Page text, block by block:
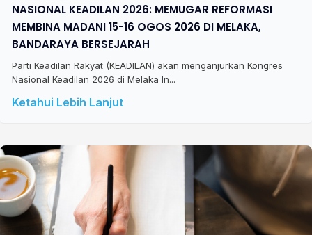
NASIONAL KEADILAN 2026: MEMUGAR REFORMASI
MEMBINA MADANI 15-16 OGOS 2026 DI MELAKA,
BANDARAYA BERSEJARAH
Parti Keadilan Rakyat (KEADILAN) akan menganjurkan Kongres
Nasional Keadilan 2026 di Melaka In...
Ketahui Lebih Lanjut